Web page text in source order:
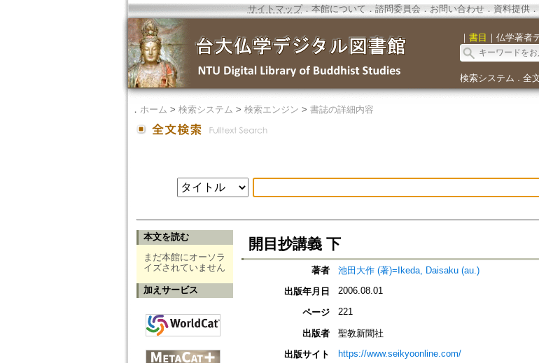
サイトマップ．本館について ． 諮問委員会． お問い合わせ． 資料提供．
｜ 書目 ｜ 仏学著者
検索システム ． 全
． ホーム > 検索システム > 検索エンジン > 書誌の詳細内容
本文を読む
まだ本館にオーソラ
イズされていません
加えサービス
開目抄講義 下
著者
池田大作 (著)=Ikeda, Daisaku (au.)
出版年月日
2006.08.01
ページ 221
出版者
聖教新聞社
出版サイト
https://www.seikyoonline.com/